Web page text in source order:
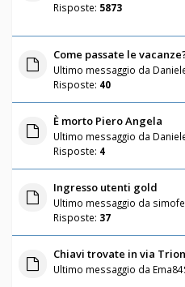
Risposte: 5873
Come passate le
Ultimo messaggio da
Risposte: 40
È morto Piero Angela
Ultimo messaggio da
Risposte: 4
Ingresso utenti gold
Ultimo messaggio da
Risposte: 37
Chiavi trovate in via
Ultimo messaggio da